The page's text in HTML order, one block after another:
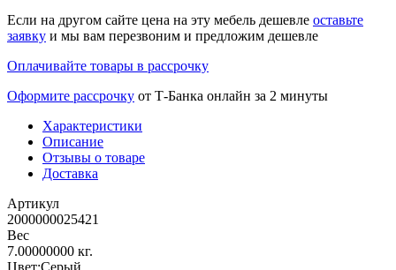
Если на другом сайте цена на эту мебель дешевле оставьте
заявку и мы вам перезвоним и предложим дешевле
Оплачивайте товары в рассрочку
Оформите рассрочку от Т-Банка онлайн за 2 минуты
Характеристики
Описание
Отзывы о товаре
Доставка
Артикул
2000000025421
Вес
7.00000000 кг.